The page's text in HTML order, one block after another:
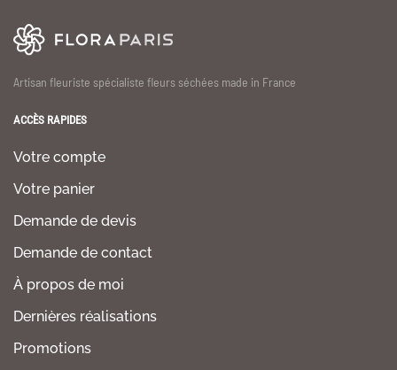
Artisan fleuriste spécialiste fleurs séchées made in France
ACCÈS RAPIDES
Votre compte
Votre panier
Demande de devis
Demande de contact
À propos de moi
Dernières réalisations
Promotions